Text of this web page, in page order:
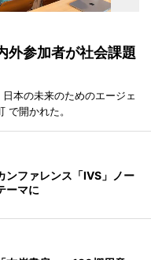
参加者が社会課題
本の未来のためのエージェ
で開かれた。
ンファレンス「IVS」ノー
ーマに